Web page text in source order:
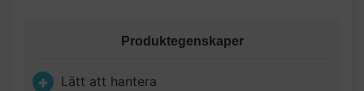
Produktegenskaper
Lätt att hantera